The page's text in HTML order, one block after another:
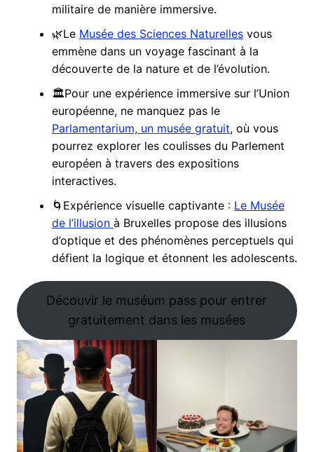
militaire de manière immersive.
🌿Le Musée des Sciences Naturellesvous
emmène dans un voyage fascinant à la
découverte de la nature et de l’évolution.
🏛️Pour une expérience immersive sur l’Union
européenne, ne manquez pas le
Parlamentarium, un musée gratuit, où vous
pourrez explorer les coulisses du Parlement
européen à travers des expositions
interactives.
🌀Expérience visuelle captivante : Le Musée
de l’illusion à Bruxelles propose des illusions
d’optique et des phénomènes perceptuels qui
défient la logique et étonnent les adolescents.
Découvir le muséum pass pour entrer
gratuitement dans les musées